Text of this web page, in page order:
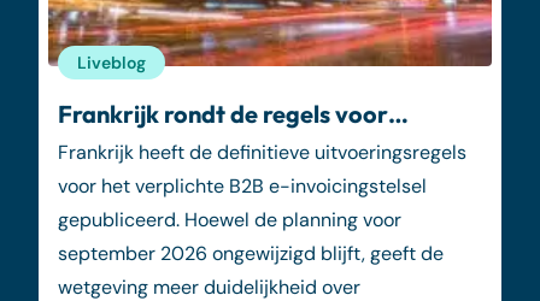
Frankrijk rondt de regels voor…
Frankrijk heeft de definitieve uitvoeringsregels
voor het verplichte B2B e-invoicingstelsel
gepubliceerd. Hoewel de planning voor
september 2026 ongewijzigd blijft, geeft de
wetgeving meer duidelijkheid over
Liveblog